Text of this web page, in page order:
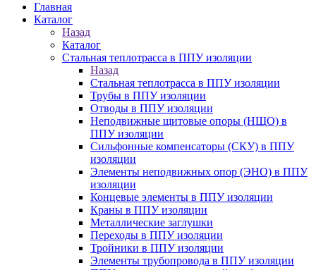
Главная
Каталог
Назад
Каталог
Стальная теплотрасса в ППУ изоляции
Назад
Стальная теплотрасса в ППУ изоляции
Трубы в ППУ изоляции
Отводы в ППУ изоляции
Неподвижные щитовые опоры (НЩО) в
ППУ изоляции
Cильфонные компенсаторы (СКУ) в ППУ
изоляции
Элементы неподвижных опор (ЭНО) в ППУ
изоляции
Концевые элементы в ППУ изоляции
Краны в ППУ изоляции
Металлические заглушки
Переходы в ППУ изоляции
Тройники в ППУ изоляции
Элементы трубопровода в ППУ изоляции